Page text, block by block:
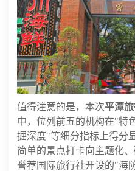
值得注意的是，本次平潭
中，位列前五的机构在"特
掘深度"等细分指标上得分
简单的景点打卡向主题化
誉荐国际旅行社开设的"海